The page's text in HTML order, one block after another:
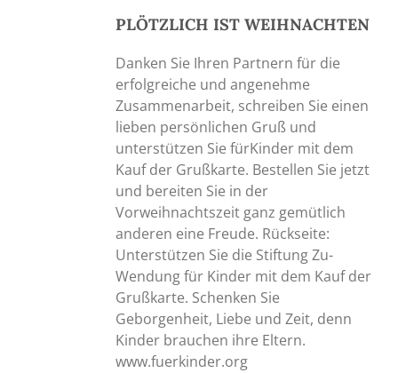
PLÖTZLICH IST WEIHNACHTEN
Danken Sie Ihren Partnern für die
erfolgreiche und angenehme
Zusammenarbeit, schreiben Sie einen
lieben persönlichen Gruß und
unterstützen Sie fürKinder mit dem
Kauf der Grußkarte. Bestellen Sie jetzt
und bereiten Sie in der
Vorweihnachtszeit ganz gemütlich
anderen eine Freude. Rückseite:
Unterstützen Sie die Stiftung Zu-
Wendung für Kinder mit dem Kauf der
Grußkarte. Schenken Sie
Geborgenheit, Liebe und Zeit, denn
Kinder brauchen ihre Eltern.
www.fuerkinder.org